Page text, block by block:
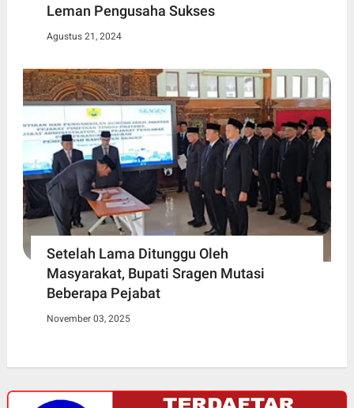
Leman Pengusaha Sukses
Agustus 21, 2024
Setelah Lama Ditunggu Oleh
Masyarakat, Bupati Sragen Mutasi
Beberapa Pejabat
November 03, 2025